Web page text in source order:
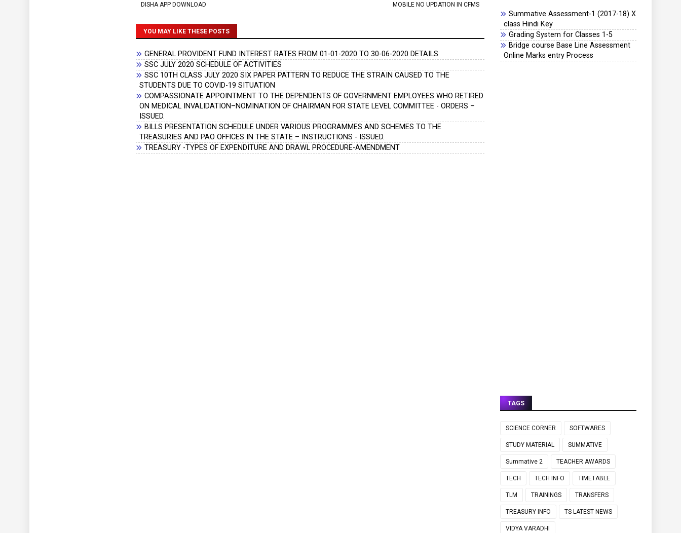
MOBILE NO UPDATION IN CFMS
DISHA APP DOWNLOAD
YOU MAY LIKE THESE POSTS
GENERAL PROVIDENT FUND INTEREST RATES FROM 01-01-2020 TO 30-06-2020 DETAILS
SSC JULY 2020 SCHEDULE OF ACTIVITIES
SSC 10TH CLASS JULY 2020 SIX PAPER PATTERN TO REDUCE THE STRAIN CAUSED TO THE
STUDENTS DUE TO COVID-19 SITUATION
COMPASSIONATE APPOINTMENT TO THE DEPENDENTS OF GOVERNMENT EMPLOYEES WHO RETIRED
ON MEDICAL INVALIDATION–NOMINATION OF CHAIRMAN FOR STATE LEVEL COMMITTEE - ORDERS –
ISSUED.
BILLS PRESENTATION SCHEDULE UNDER VARIOUS PROGRAMMES AND SCHEMES TO THE
TREASURIES AND PAO OFFICES IN THE STATE – INSTRUCTIONS - ISSUED.
TREASURY -TYPES OF EXPENDITURE AND DRAWL PROCEDURE-AMENDMENT
Summative Assessment-1 (2017-18) X
class Hindi Key
Grading System for Classes 1-5
Bridge course Base Line Assessment
Online Marks entry Process
TAGS
SCIENCE CORNER SOFTWARES
STUDY MATERIAL SUMMATIVE
Summative 2 TEACHER AWARDS
TECH TECH INFO TIMETABLE
TLM TRAININGS TRANSFERS
TREASURY INFO TS LATEST NEWS
VIDYA VARADHI